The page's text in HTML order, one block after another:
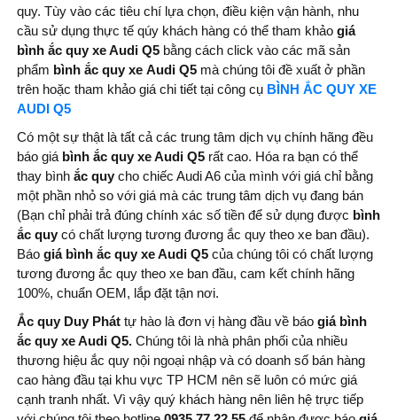
quy. Tùy vào các tiêu chí lựa chọn, điều kiện vận hành, nhu
cầu sử dụng thực tế qúy khách hàng có thể tham khảo giá
bình ắc quy xe Audi Q5 bằng cách click vào các mã sản
phẩm bình ắc quy xe Audi Q5 mà chúng tôi đề xuất ở phần
trên hoặc tham khảo giá chi tiết tại công cụ BÌNH ẮC QUY XE
AUDI Q5
Có một sự thật là tất cả các trung tâm dịch vụ chính hãng đều
báo giá bình ắc quy xe Audi Q5 rất cao. Hóa ra bạn có thể
thay bình ắc quy cho chiếc Audi A6 của mình với giá chỉ bằng
một phần nhỏ so với giá mà các trung tâm dịch vụ đang bán
(Bạn chỉ phải trả đúng chính xác số tiền để sử dụng được bình
ắc quy có chất lượng tương đương ắc quy theo xe ban đầu).
Báo giá bình ắc quy xe Audi Q5 của chúng tôi có chất lượng
tương đương ắc quy theo xe ban đầu, cam kết chính hãng
100%, chuẩn OEM, lắp đặt tận nơi.
Ắc quy Duy Phát tự hào là đơn vị hàng đầu về báo giá bình
ắc quy xe Audi Q5. Chúng tôi là nhà phân phối của nhiều
thương hiệu ắc quy nội ngoại nhập và có doanh số bán hàng
cao hàng đầu tại khu vực TP HCM nên sẽ luôn có mức giá
cạnh tranh nhất. Vì vậy quý khách hàng nên liên hệ trực tiếp